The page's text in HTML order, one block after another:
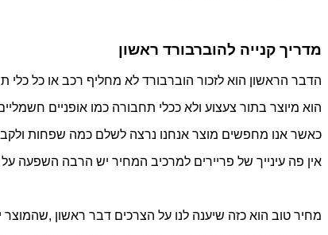
מדריך קנייה להוברבורד ראשון
הדבר הראשון הוא לזכור הוברבורד לא מחליף רכב או כל כלי
הוא מיוצר בתור צעצוע ולא ככלי תחבורה כמו אופניים
כאשר אנו מחפשים מוצר אנחנו נרצה לשלם כמה שפחות
אין פה עינייך של פריירים למרכיב המחיר יש הרבה השפעה
מחיר טוב הוא כזה שיענה לנו על הצרכים דבר ראשון ,שהמוצר